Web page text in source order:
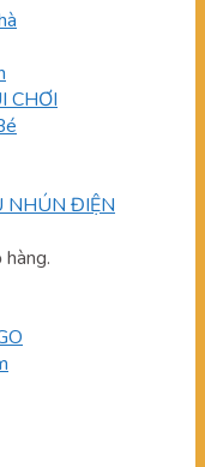
CHƠI
NHÚN ĐIỆN